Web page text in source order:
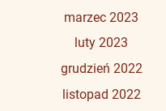
marzec 2023
luty 2023
grudzień 2022
listopad 2022